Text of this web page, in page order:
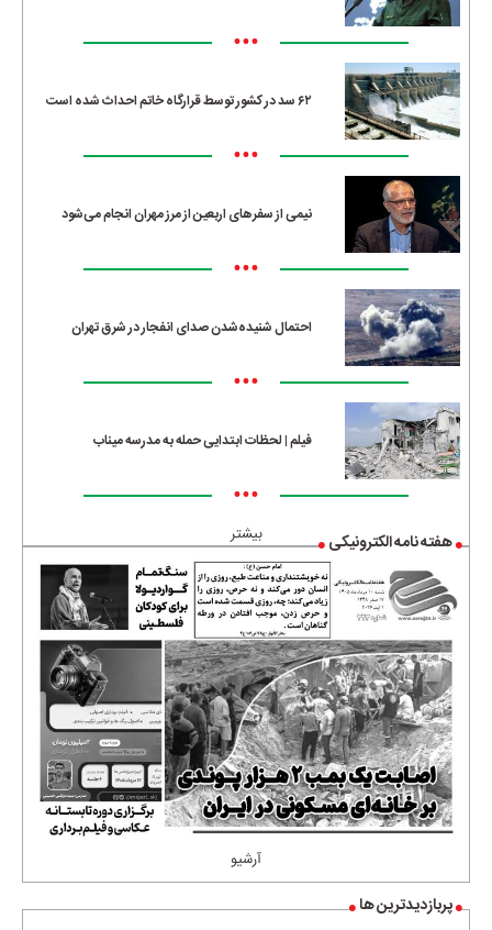
•••
۶۲ سد در کشور توسط قرارگاه خاتم احداث شده است
•••
نیمی از سفرهای اربعین از مرز مهران انجام می‌شود
•••
احتمال شنیده‌شدن صدای انفجار در شرق تهران
•••
فیلم | لحظات ابتدایی حمله به مدرسه میناب
•••
بیشتر هفته نامه الکترونیکی
آرشیو
پربازدیدترین ها